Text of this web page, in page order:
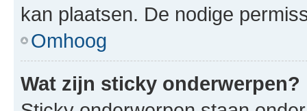
kan plaatsen. De nodige
Omhoog
Wat zijn sticky onderwerpen?